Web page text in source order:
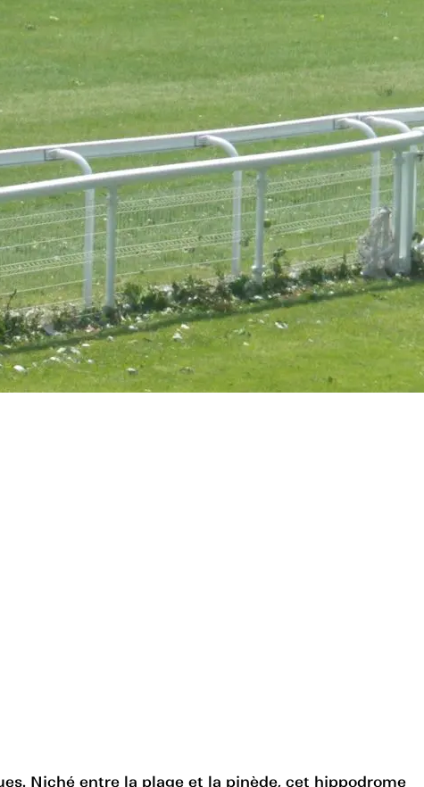
Niché entre la plage et la pinède, cet hippodrome